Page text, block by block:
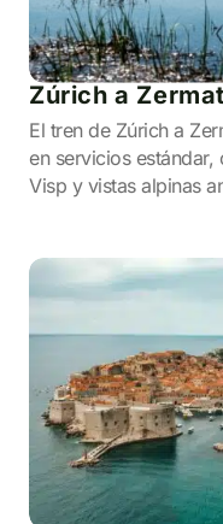
Zúrich a
El tren de Zúrich a
en servicios
Visp y vistas alpinas